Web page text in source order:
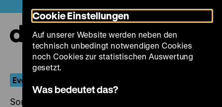
zum
Seiteninhalt
springen
Everyone Likes it Hot
Sonntag, 26. Juli 2026, 19.00 Uhr
Cookie Einstellungen
Auf unserer Website werden neben den
technisch unbedingt notwendigen Cookies
noch Cookies zur statistischen Auswertung
gesetzt.
Was bedeutet das?